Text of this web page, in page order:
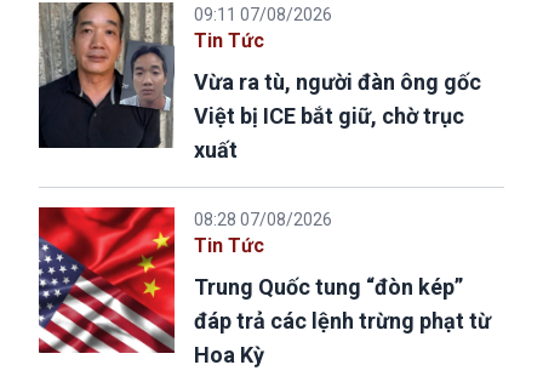
09:11 07/08/2026
Tin Tức
Vừa ra tù, người đàn ông gốc
Việt bị ICE bắt giữ, chờ trục
xuất
08:28 07/08/2026
Tin Tức
Trung Quốc tung “đòn kép”
đáp trả các lệnh trừng phạt từ
Hoa Kỳ